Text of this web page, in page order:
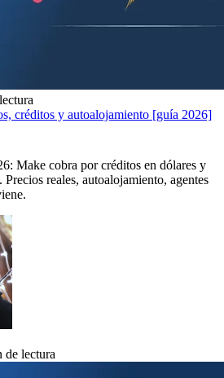
créditos y autoalojamiento [guía 2026]
Make cobra por créditos en dólares y
reales, autoalojamiento, agentes
de lectura